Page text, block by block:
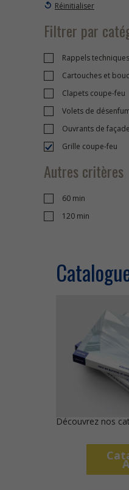
Réinitialiser
Filtrer par
Rappels techniques
Cartouches et
Clapets coupe-feu
Volets de
Ouvrants de façade
Grille coupe-feu
Autres critères
60 min
120 min
Découvrez nos